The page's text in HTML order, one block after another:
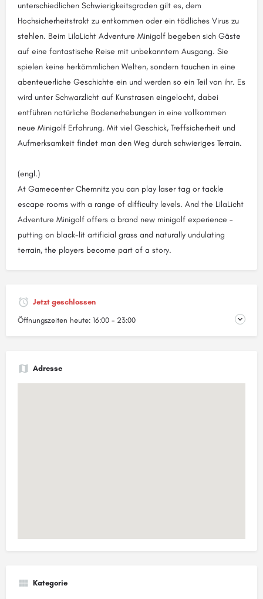
unterschiedlichen Schwierigkeitsgraden gilt es, dem
Hochsicherheitstrakt zu entkommen oder ein tödliches Virus zu
stehlen. Beim LilaLicht Adventure Minigolf begeben sich Gäste
auf eine fantastische Reise mit unbekanntem Ausgang. Sie
spielen keine herkömmlichen Welten, sondern tauchen in eine
abenteuerliche Geschichte ein und werden so ein Teil von ihr. Es
wird unter Schwarzlicht auf Kunstrasen eingelocht, dabei
entführen natürliche Bodenerhebungen in eine vollkommen
neue Minigolf Erfahrung. Mit viel Geschick, Treffsicherheit und
Aufmerksamkeit findet man den Weg durch schwieriges Terrain.
(engl.)
At Gamecenter Chemnitz you can play laser tag or tackle
escape rooms with a range of difficulty levels. And the LilaLicht
Adventure Minigolf offers a brand new minigolf experience –
putting on black-lit artificial grass and naturally undulating
terrain, the players become part of a story.
Jetzt geschlossen
Öffnungszeiten heute: 16:00 - 23:00
Adresse
Kategorie